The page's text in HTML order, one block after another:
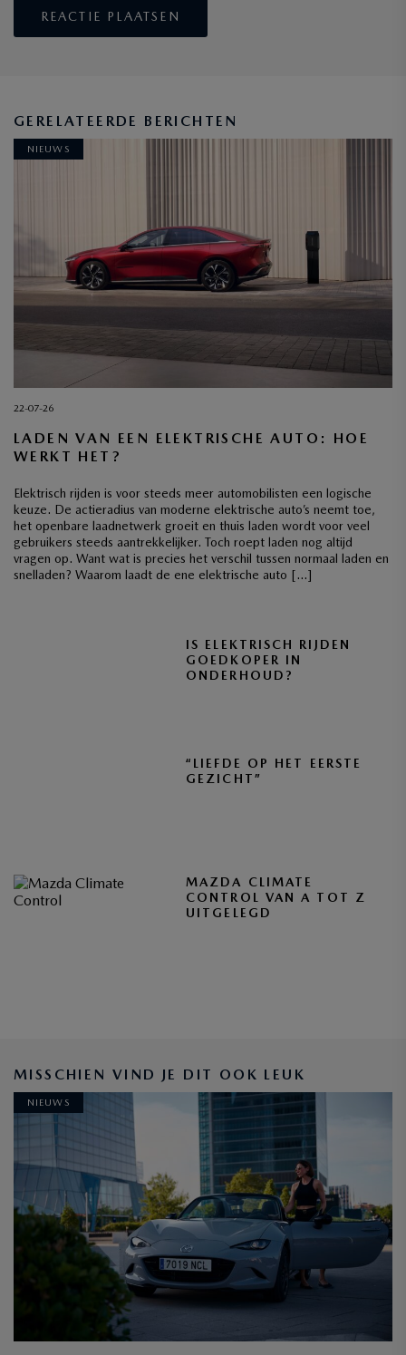
GERELATEERDE BERICHTEN
NIEUWS
22-07-26
LADEN VAN EEN ELEKTRISCHE AUTO: HOE
WERKT HET?
Elektrisch rijden is voor steeds meer automobilisten een logische
keuze. De actieradius van moderne elektrische auto’s neemt toe,
het openbare laadnetwerk groeit en thuis laden wordt voor veel
gebruikers steeds aantrekkelijker. Toch roept laden nog altijd
vragen op. Want wat is precies het verschil tussen normaal laden en
snelladen? Waarom laadt de ene elektrische auto […]
IS ELEKTRISCH RIJDEN
GOEDKOPER IN
ONDERHOUD?
“LIEFDE OP HET EERSTE
GEZICHT”
MAZDA CLIMATE
CONTROL VAN A TOT Z
UITGELEGD
MISSCHIEN VIND JE DIT OOK LEUK
NIEUWS